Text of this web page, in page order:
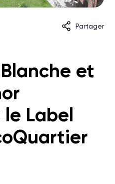
Partager
et
Label